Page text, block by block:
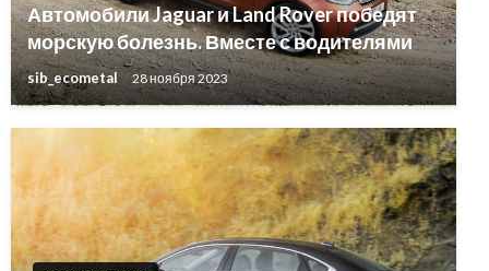
Автомобили Jaguar и Land Rover победят
морскую болезнь. Вместе с водителями
sib_ecometal 28 ноября 2023